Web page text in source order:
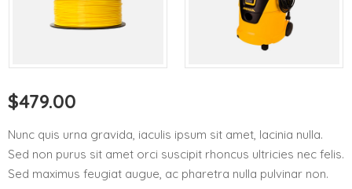
$479.00
Nunc quis urna gravida, iaculis ipsum sit amet, lacinia nulla.
Sed non purus sit amet orci suscipit rhoncus ultricies nec felis.
Sed maximus feugiat augue, ac pharetra nulla pulvinar non.